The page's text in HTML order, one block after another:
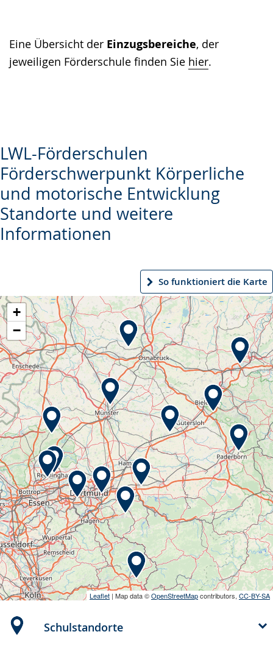
Eine Übersicht der Einzugsbereiche, der
jeweiligen Förderschule finden Sie hier.
LWL-Förderschulen
Förderschwerpunkt Körperliche
und motorische Entwicklung
Standorte und weitere
Informationen
So funktioniert die Karte
+
−
Leaflet | Map data ©OpenStreetMapcontributors, CC-BY-SA
Schulstandorte